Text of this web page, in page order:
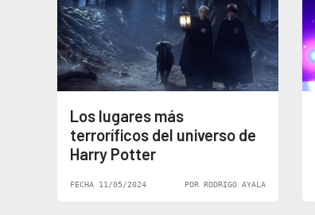
Los lugares más
terroríficos del universo de
Harry Potter
FECHA 11/05/2024 POR RODRIGO AYALA